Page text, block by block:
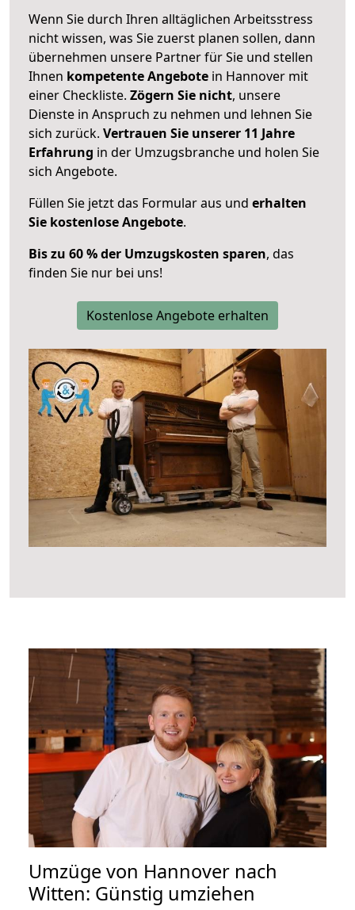
Wenn Sie durch Ihren alltäglichen Arbeitsstress
nicht wissen, was Sie zuerst planen sollen, dann
übernehmen unsere Partner für Sie und stellen
Ihnen kompetente Angebote in Hannover mit
einer Checkliste. Zögern Sie nicht, unsere
Dienste in Anspruch zu nehmen und lehnen Sie
sich zurück. Vertrauen Sie unserer 11 Jahre
Erfahrung in der Umzugsbranche und holen Sie
sich Angebote.
Füllen Sie jetzt das Formular aus und erhalten
Sie kostenlose Angebote.
Bis zu 60 % der Umzugskosten sparen, das
finden Sie nur bei uns!
Kostenlose Angebote erhalten
Umzüge von Hannover nach
Witten: Günstig umziehen